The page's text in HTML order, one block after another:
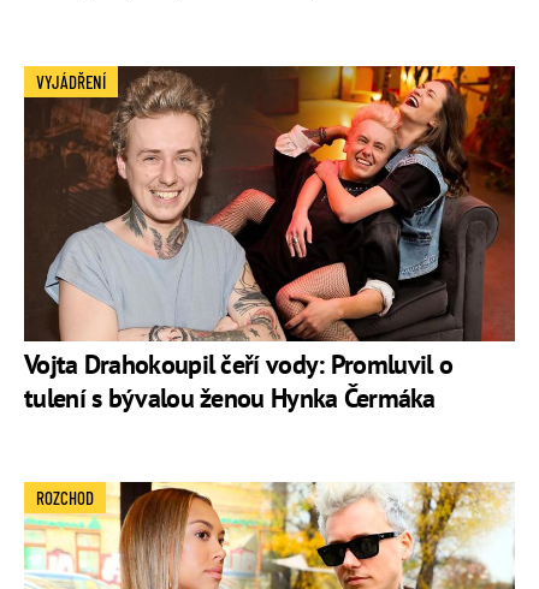
Vojta Drahokoupil čeří vody: Promluvil o
tulení s bývalou ženou Hynka Čermáka
VYJÁDŘENÍ
ROZCHOD